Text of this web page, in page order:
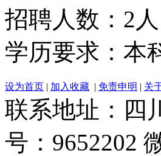
招聘人数：2人
学历要求：本
设为首页 | 加入收藏 | 免责申明 | 关
联系地址：四
号：9652202